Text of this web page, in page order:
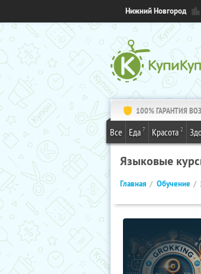
Нижний Новгород
100% ГАРАНТИЯ
Все Еда 7 Красота 2
Языковые
Главная Обучение